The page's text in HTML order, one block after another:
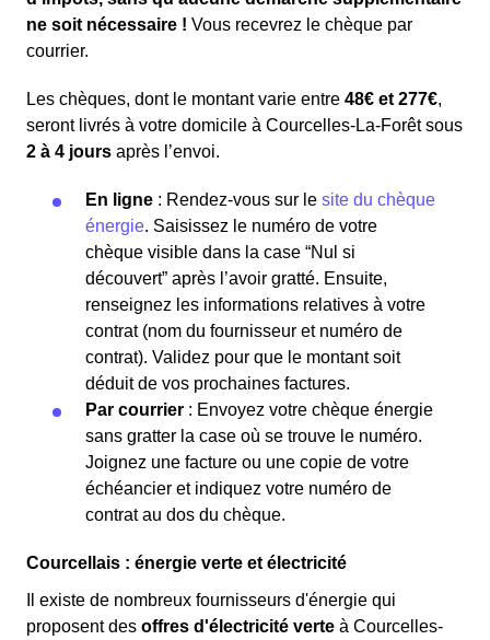
ne soit nécessaire ! Vous recevrez le chèque par
courrier.
Les chèques, dont le montant varie entre 48€ et 277€,
seront livrés à votre domicile à Courcelles-La-Forêt sous
2 à 4 jours après l’envoi.
En ligne : Rendez-vous sur le site du chèque
énergie. Saisissez le numéro de votre
chèque visible dans la case “Nul si
découvert” après l’avoir gratté. Ensuite,
renseignez les informations relatives à votre
contrat (nom du fournisseur et numéro de
contrat). Validez pour que le montant soit
déduit de vos prochaines factures.
Par courrier : Envoyez votre chèque énergie
sans gratter la case où se trouve le numéro.
Joignez une facture ou une copie de votre
échéancier et indiquez votre numéro de
contrat au dos du chèque.
Courcellais : énergie verte et électricité
Il existe de nombreux fournisseurs d'énergie qui
proposent des offres d'électricité verte à Courcelles-